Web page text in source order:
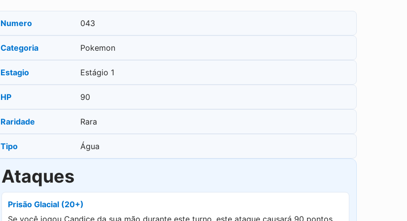
Numero 043
Categoria Pokemon
Estagio Estágio 1
HP 90
Raridade Rara
Tipo Água
Ataques
Prisão Glacial (20+)